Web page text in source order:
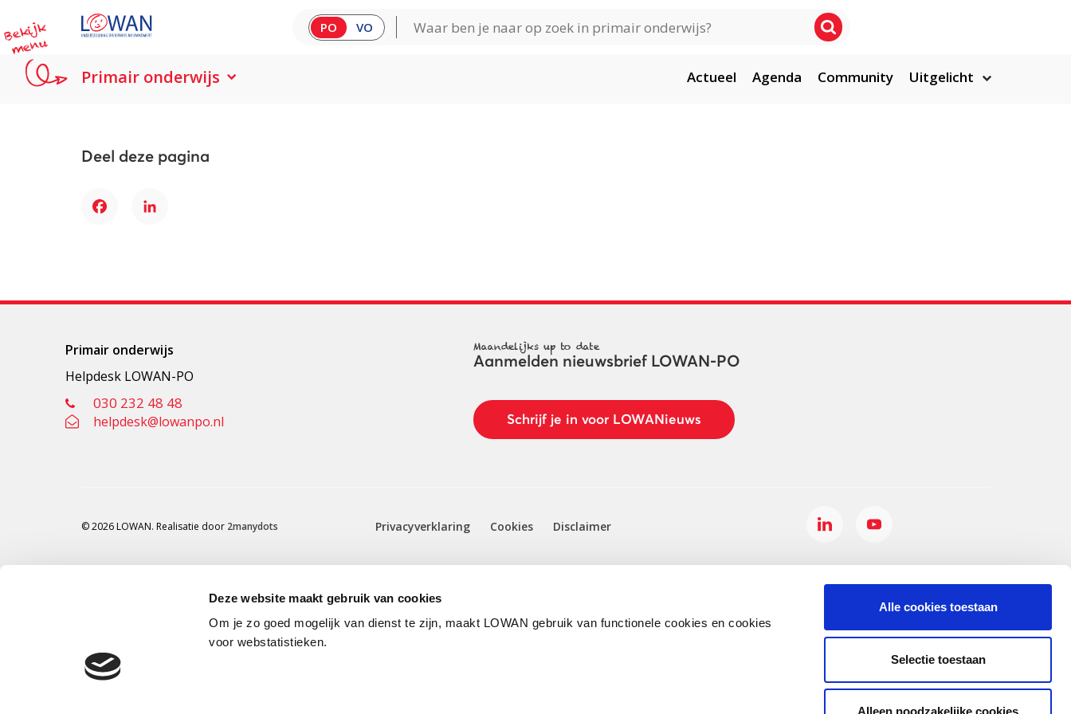
Deze website maakt gebruik van cookies
Om je zo goed mogelijk van dienst te zijn, maakt LOWAN gebruik van functionele cookies en cookies
voor webstatistieken.
Alle cookies toestaan
Selectie toestaan
Alleen noodzakelijke cookies
B
e
kij
k
m
e
n
u
PO VO
Primair onderwijs Actueel Agenda Community Uitgelicht
Deel deze pagina
FacebookLinkedIn
Primair onderwijs
Helpdesk LOWAN-PO
030 232 48 48
helpdesk@lowanpo.nl
Maandelijks up to date
Aanmelden nieuwsbrief LOWAN-PO
Schrijf je in voor LOWANieuws
© 2026 LOWAN. Realisatie door 2manydots Privacyverklaring Cookies Disclaimer